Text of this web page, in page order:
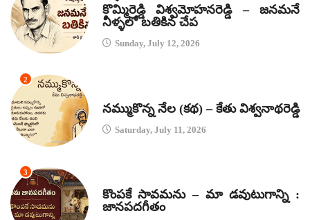
కొమ్మిరెడ్డి విశ్వమోహనరెడ్డి – జనమనే
నీళ్ళలో బతికిన చేప
Sunday, July 12, 2026
2
నమ్ముకొన్న నేల (కథ) – కేతు విశ్వనాథరెడ్డి
Saturday, July 11, 2026
3
కొంపకే సావమను – మా డవుటుగాన్ని :
జానపదగీతం